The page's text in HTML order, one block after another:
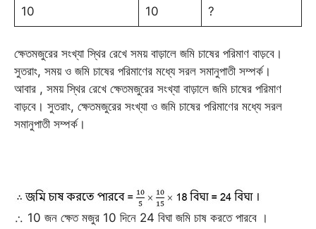
10 10 ?
ক্ষেতমজুরের সংখ্যা স্থির রেখে সময় বাড়ালে জমি চাষের পরিমাণ বাড়বে।
সুতরাং, সময় ও জমি চাষের পরিমাণের মধ্যে সরল সমানুপাতী সম্পর্ক।
আবার , সময় স্থির রেখে ক্ষেতমজুরের সংখ্যা বাড়ালে জমি চাষের পরিমাণ
বাড়বে। সুতরাং, ক্ষেতমজুরের সংখ্যা ও জমি চাষের পরিমাণের মধ্যে সরল
সমানুপাতী সম্পর্ক।
∴ 10 জন ক্ষেত মজুর 10 দিনে 24 বিঘা জমি চাষ করতে পারবে ।